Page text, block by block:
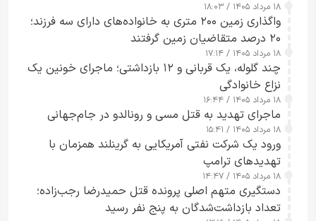
۱۸ مرداد ۱۴۰۵ / ۱۸:۰۳
واگذاری زمین ۲۰۰ متری به خانواده‌های دارای سه فرزند؛
۲۰ درصد متقاضیان زمین گرفتند
۱۸ مرداد ۱۴۰۵ / ۱۷:۱۴
چند گلوله، یک قربانی و ۱۲ بازداشتی؛ ماجرای خونین یک
نزاع خانوادگی
۱۸ مرداد ۱۴۰۵ / ۱۶:۴۴
ماجرای تهدید به قتل مسی و رونالدو در جام‌جهانی
۱۸ مرداد ۱۴۰۵ / ۱۵:۴۱
ورود یک شرکت نفتی آمریکایی به گرینلند همزمان با
تهدیدهای ترامپ
۱۸ مرداد ۱۴۰۵ / ۱۴:۴۷
دستگیری متهم اصلی پرونده قتل حمیدرضا رجب‌زاده؛
تعداد بازداشت‌شدگان به پنج نفر رسید